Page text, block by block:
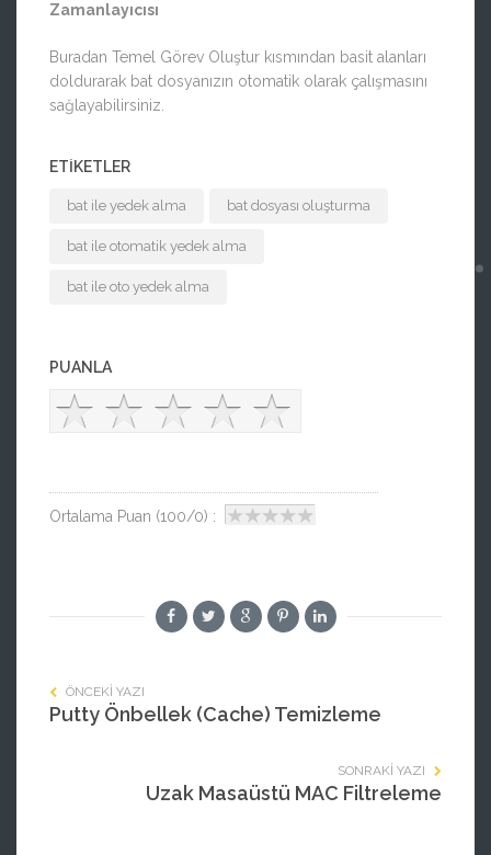
Zamanlayıcısı
Buradan Temel Görev Oluştur kısmından basit alanları
doldurarak bat dosyanızın otomatik olarak çalışmasını
sağlayabilirsiniz.
ETIKETLER
bat ile yedek alma bat dosyası oluşturma
bat ile otomatik yedek alma
bat ile oto yedek alma
PUANLA
Ortalama Puan (100/0) :
ÖNCEKI YAZI
Putty Önbellek (Cache) Temizleme
SONRAKI YAZI
Uzak Masaüstü MAC Filtreleme